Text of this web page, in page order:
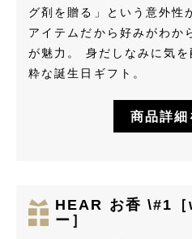
グ剤を贈る」という意外性
アイテムだから好みがわか
が魅力。 身だしなみに気
粋な誕生日ギフト。
商品詳細
HEAR お香 \#1
ー］